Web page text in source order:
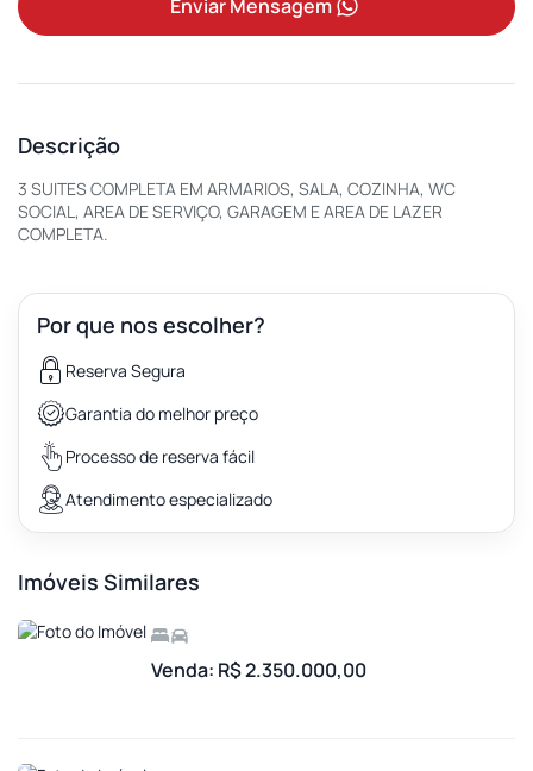
Enviar Mensagem
Descrição
3 SUITES COMPLETA EM ARMARIOS, SALA, COZINHA, WC
SOCIAL, AREA DE SERVIÇO, GARAGEM E AREA DE LAZER
COMPLETA.
Por que nos escolher?
Reserva Segura
Garantia do melhor preço
Processo de reserva fácil
Atendimento especializado
Imóveis Similares
Venda: R$ 2.350.000,00